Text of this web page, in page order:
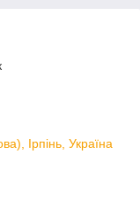
Ірпінь, Україна